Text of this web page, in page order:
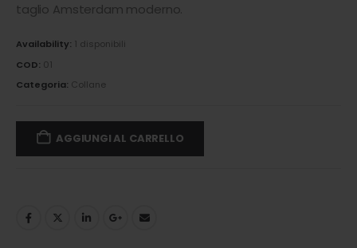
taglio Amsterdam moderno.
Availability: 1 disponibili
COD: 01
Categoria: Collane
AGGIUNGI AL CARRELLO